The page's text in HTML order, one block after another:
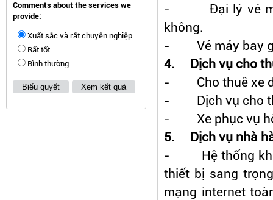
Comments about the services we
provide:
Xuất sắc và rất chuyên nghiệp
Rất tốt
Bình thường
Biểu quyết Xem kết quả
- Đại lý vé máy
không.
- Vé máy bay
4. Dịch vụ cho
- Cho thuê xe
- Dịch vụ cho
- Xe phục vụ hội
5. Dịch vụ nhà
- Hệ thống
thiết bị sang
mạng internet